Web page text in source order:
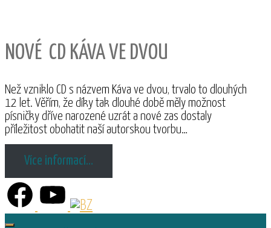
NOVÉ CD KÁVA VE DVOU
Než vzniklo CD s názvem Káva ve dvou, trvalo to dlouhých
12 let. Věřím, že díky tak dlouhé době měly možnost
písničky dříve narozené uzrát a nové zas dostaly
příležitost obohatit naší autorskou tvorbu…
Více informací…